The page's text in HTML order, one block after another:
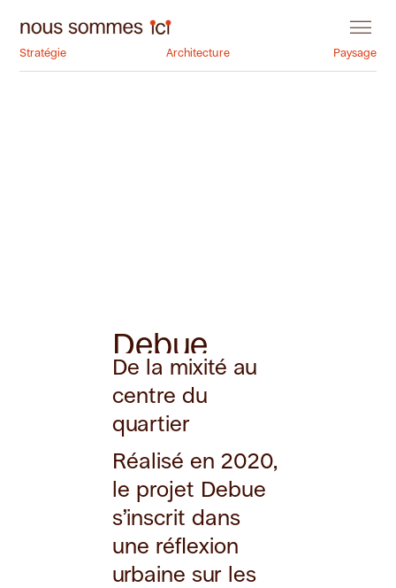
Stratégie Architecture Paysage
Debue
De la mixité au
centre du
quartier
Réalisé en 2020,
le projet Debue
s’inscrit dans
une réflexion
urbaine sur les